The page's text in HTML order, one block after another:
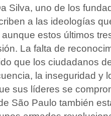
Silva, uno de los
a las ideologías
estos últimos
La falta de
que los ciudadanos
la inseguridad y
sus líderes se
São Paulo también